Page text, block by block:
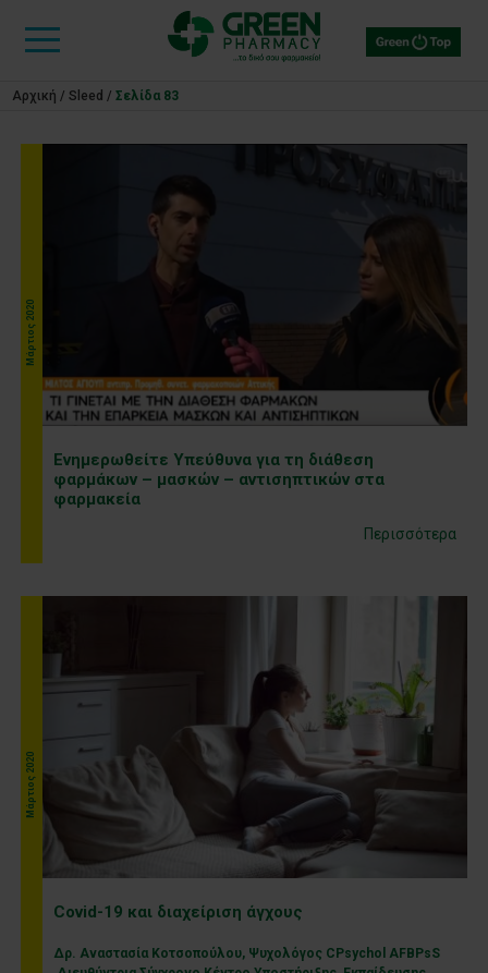
Αρχική /Sleed /Σελίδα 83
Μάρτιος 2020
Ενημερωθείτε Υπεύθυνα για τη διάθεση
φαρμάκων – μασκών – αντισηπτικών στα
φαρμακεία
Περισσότερα
Μάρτιος 2020
Covid-19 και διαχείριση άγχους
Δρ. Αναστασία Κοτσοπούλου, Ψυχολόγος CPsychol AFBPsS